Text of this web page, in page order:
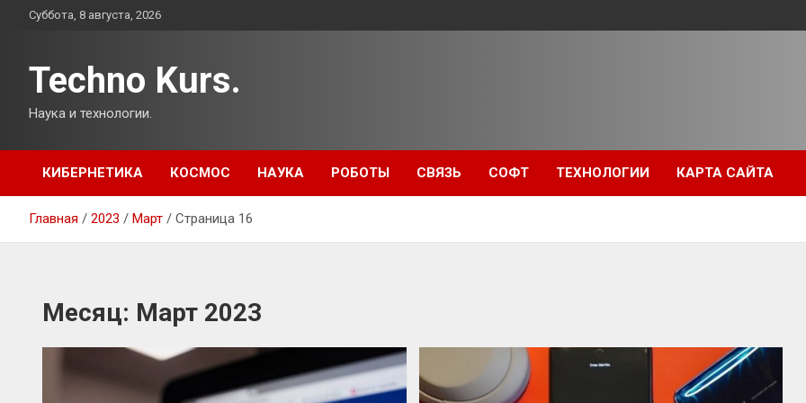
ПерейтиСуббота, 8 августа, 2026
Techno Kurs.
Наука и технологии.
КИБЕРНЕТИКА КОСМОС НАУКА РОБОТЫ СВЯЗЬ СОФТ ТЕХНОЛОГИИ КАРТА САЙТА
Главная 2023 Март Страница 16
Месяц: Март 2023